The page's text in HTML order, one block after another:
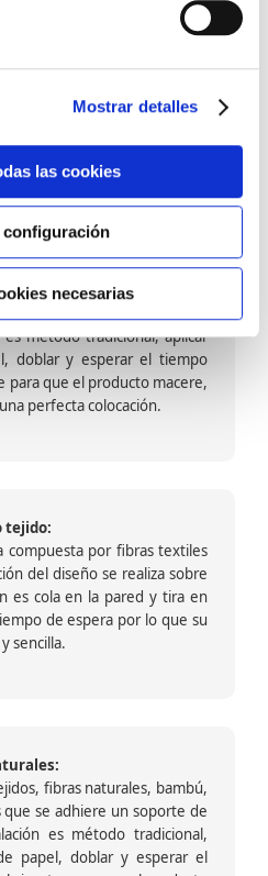
Mostrar detalles
las cookies
configuración
necesarias
en base agua. En zonas de
con placas, silestone,
dañaría el papel. Su
la pared y tira en seco, sin
sencilla.
papel sobre un soporte de
método tradicional, aplicar
doblar y esperar el tiempo
para que el producto macere,
perfecta colocación.
tejido:
compuesta por fibras textiles
del diseño se realiza sobre
es cola en la pared y tira en
de espera por lo que su
sencilla.
fibras naturales, bambú,
se adhiere un soporte de
es método tradicional,
papel, doblar y esperar el